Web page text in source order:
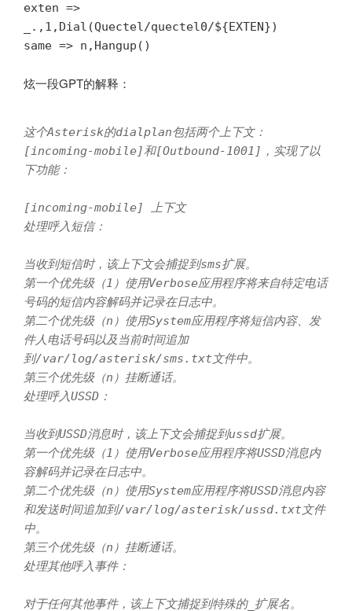
exten =>
_.,1,Dial(Quectel/quectel0/${EXTEN})
炫一段GPT的解释：
这个Asterisk的dialplan包括两个上下文：
[incoming-mobile]和[Outbound-1001]，实现了以
下功能：
[incoming-mobile] 上下文
处理呼入短信：
当收到短信时，该上下文会捕捉到sms扩展。
第一个优先级（1）使用Verbose应用程序将来自特定电话
号码的短信内容解码并记录在日志中。
第二个优先级（n）使用System应用程序将短信内容、发
件人电话号码以及当前时间追加
到/var/log/asterisk/sms.txt文件中。
第三个优先级（n）挂断通话。
处理呼入USSD：
当收到USSD消息时，该上下文会捕捉到ussd扩展。
第一个优先级（1）使用Verbose应用程序将USSD消息内
容解码并记录在日志中。
第二个优先级（n）使用System应用程序将USSD消息内容
和发送时间追加到/var/log/asterisk/ussd.txt文件
中。
第三个优先级（n）挂断通话。
处理其他呼入事件：
对于任何其他事件，该上下文捕捉到特殊的_扩展名。